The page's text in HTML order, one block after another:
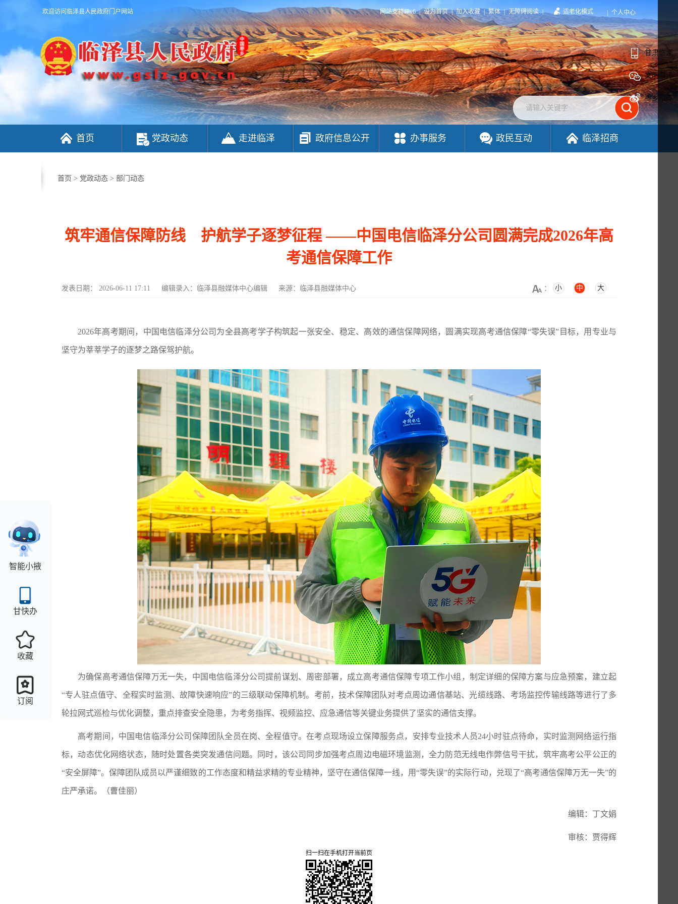
欢迎访问临泽县人民政府门户网站 网站支持IPv6 | 设为首页 | 加入收藏 | 繁体 | 无障碍阅读 | 适老化模式 个人中心
首页 党政动态 走进临泽 政府信息公开 办事服务 政民互动 临泽招商
智能小掖
甘快办
收藏
订阅
首页 > 党政动态 > 部门动态
筑牢通信保障防线 护航学子逐梦征程 ——中国电信临泽分公司圆满完成2026年高
考通信保障工作
发表日期： 2026-06-11 17:11 编辑录入： 临泽县融媒体中心编辑 来源：临泽县融媒体中心 ： 小 中 大
2026年高考期间，中国电信临泽分公司为全县高考学子构筑起一张安全、稳定、高效的通信保障网络，圆满实现高考通信保障“零失误”目标，用专业与
坚守为莘莘学子的逐梦之路保驾护航。
为确保高考通信保障万无一失，中国电信临泽分公司提前谋划、周密部署，成立高考通信保障专项工作小组，制定详细的保障方案与应急预案，建立起
“专人驻点值守、全程实时监测、故障快速响应”的三级联动保障机制。考前，技术保障团队对考点周边通信基站、光缆线路、考场监控传输线路等进行了多
轮拉网式巡检与优化调整，重点排查安全隐患，为考务指挥、视频监控、应急通信等关键业务提供了坚实的通信支撑。
高考期间，中国电信临泽分公司保障团队全员在岗、全程值守。在考点现场设立保障服务点，安排专业技术人员24小时驻点待命，实时监测网络运行指
标，动态优化网络状态，随时处置各类突发通信问题。同时，该公司同步加强考点周边电磁环境监测，全力防范无线电作弊信号干扰，筑牢高考公平公正的
“安全屏障”。保障团队成员以严谨细致的工作态度和精益求精的专业精神，坚守在通信保障一线，用“零失误”的实际行动，兑现了“高考通信保障万无一失”的
庄严承诺。 （曹佳丽）
编辑：丁文娟
审核：贾得辉
扫一扫在手机打开当前页
甘肃临泽
文明临泽
枣乡临泽